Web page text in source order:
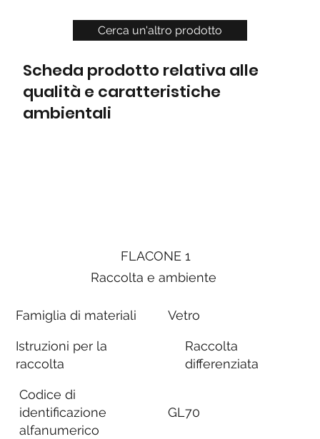
Cerca un'altro prodotto
Scheda prodotto relativa alle
qualità e caratteristiche
ambientali
FLACONE 1
Raccolta e ambiente
Famiglia di materiali
Istruzioni per la
raccolta
Codice di
identificazione
alfanumerico
Vetro
Raccolta
differenziata
GL70